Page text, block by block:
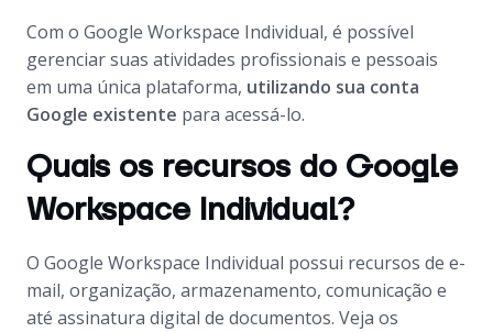
Com o Google Workspace Individual, é possível
gerenciar suas atividades profissionais e pessoais
em uma única plataforma, utilizando sua conta
Google existente para acessá-lo.
Quais os recursos do Google
Workspace Individual?
O Google Workspace Individual possui recursos de e-
mail, organização, armazenamento, comunicação e
até assinatura digital de documentos. Veja os